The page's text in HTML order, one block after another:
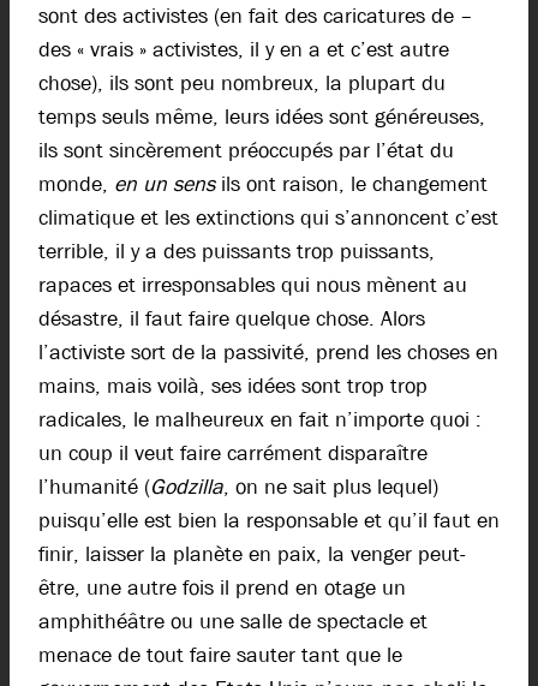
sont des activistes (en fait des caricatures de –
des « vrais » activistes, il y en a et c’est autre
chose), ils sont peu nombreux, la plupart du
temps seuls même, leurs idées sont généreuses,
ils sont sincèrement préoccupés par l’état du
monde, en un sensils ont raison, le changement
climatique et les extinctions qui s’annoncent c’est
terrible, il y a des puissants trop puissants,
rapaces et irresponsables qui nous mènent au
désastre, il faut faire quelque chose. Alors
l’activiste sort de la passivité, prend les choses en
mains, mais voilà, ses idées sont trop trop
radicales, le malheureux en fait n’importe quoi :
un coup il veut faire carrément disparaître
l’humanité (Godzilla, on ne sait plus lequel)
puisqu’elle est bien la responsable et qu’il faut en
finir, laisser la planète en paix, la venger peut-
être, une autre fois il prend en otage un
amphithéâtre ou une salle de spectacle et
menace de tout faire sauter tant que le